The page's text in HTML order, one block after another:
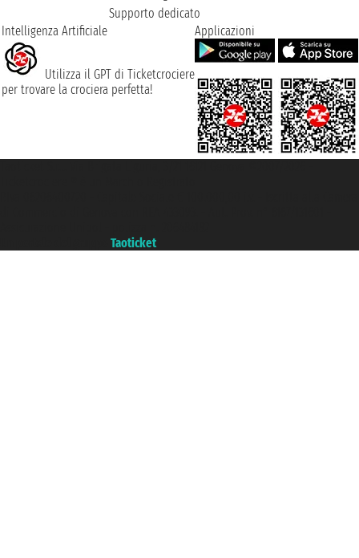
Supporto dedicato
Intelligenza Artificiale
Utilizza il GPT di Ticketcrociere
per trovare la crociera perfetta!
Applicazioni
Taoticket